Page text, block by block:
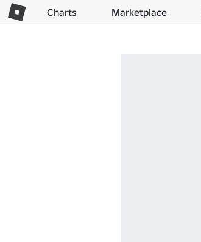
Charts Marketplace